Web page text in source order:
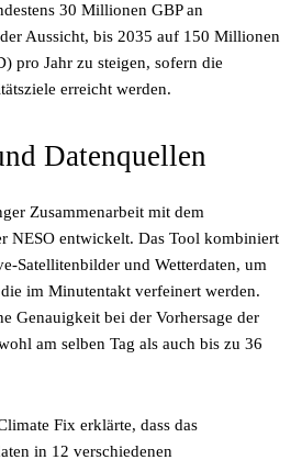
30 Millionen GBP an
Aussicht, bis 2035 auf 150 Millionen
pro Jahr zu steigen, sofern die
erreicht werden.
Datenquellen
Zusammenarbeit mit dem
NESO entwickelt. Das Tool kombiniert
Satellitenbilder und Wetterdaten, um
im Minutentakt verfeinert werden.
Genauigkeit bei der Vorhersage der
am selben Tag als auch bis zu 36
Fix erklärte, dass das
in 12 verschiedenen